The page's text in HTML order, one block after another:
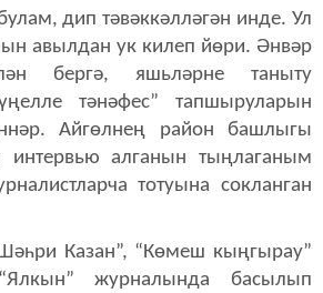
дип тәвәккәлләгән инде. Ул
авылдан ук килеп йөри. Әнвәр
бергә, яшьләрне таныту
тәнәфес” тапшыруларын
Айгөлнең район башлыгы
интервью алганын тыңлаганым
тотуына сокланган
Казан”, “Көмеш кыңгырау”
“Ялкын” журналында басылып